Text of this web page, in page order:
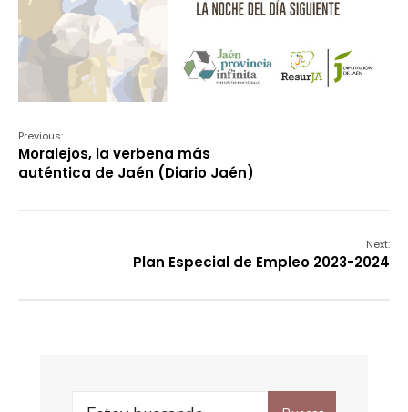
Previous:
Moralejos, la verbena más
auténtica de Jaén (Diario Jaén)
Next:
Plan Especial de Empleo 2023-2024